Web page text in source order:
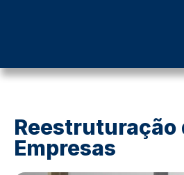
Reestruturação
Empresas